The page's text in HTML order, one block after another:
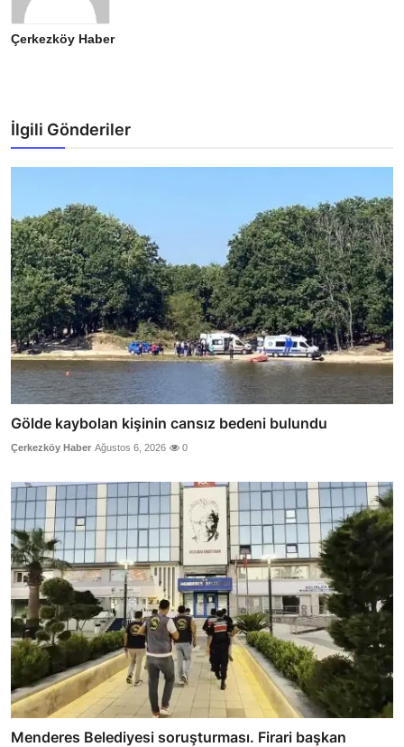
Çerkezköy Haber
İlgili Gönderiler
Gölde kaybolan kişinin cansız bedeni bulundu
Çerkezköy Haber Ağustos 6, 2026 0
Menderes Belediyesi soruşturması. Firari başkan